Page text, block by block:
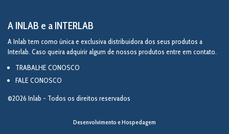
A INLAB e a INTERLAB
A Inlab tem como única e exclusiva distribuidora dos seus produtos a
Interlab. Caso queira adquirir algum de nossos produtos entre em contato.
TRABALHE CONOSCO
FALE CONOSCO
©2026 Inlab - Todos os direitos reservados
Desenvolvimento e Hospedagem